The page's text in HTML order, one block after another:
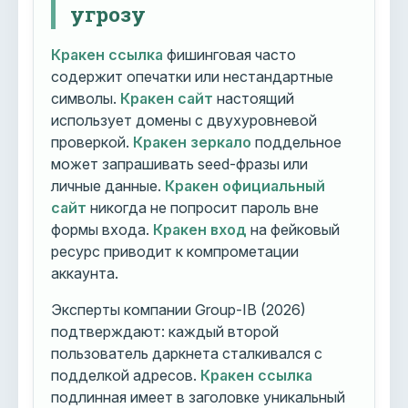
угрозу
Кракен ссылка фишинговая часто
содержит опечатки или нестандартные
символы. Кракен сайт настоящий
использует домены с двухуровневой
проверкой. Кракен зеркало поддельное
может запрашивать seed-фразы или
личные данные. Кракен официальный
сайт никогда не попросит пароль вне
формы входа. Кракен вход на фейковый
ресурс приводит к компрометации
аккаунта.
Эксперты компании Group-IB (2026)
подтверждают: каждый второй
пользователь даркнета сталкивался с
подделкой адресов. Кракен ссылка
подлинная имеет в заголовке уникальный